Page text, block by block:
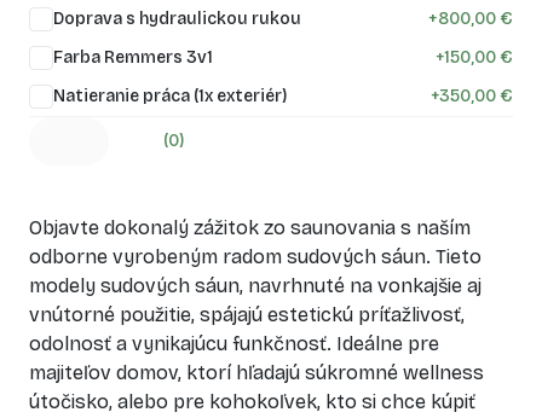
Doprava s hydraulickou rukou +800,00 €
Farba Remmers 3v1
+150,00 €
Natieranie práca (1x exteriér)
+350,00 €
(0)
Objavte dokonalý zážitok zo saunovania s naším
odborne vyrobeným radom sudových sáun. Tieto
modely sudových sáun, navrhnuté na vonkajšie aj
vnútorné použitie, spájajú estetickú príťažlivosť,
odolnosť a vynikajúcu funkčnosť. Ideálne pre
majiteľov domov, ktorí hľadajú súkromné wellness
útočisko, alebo pre kohokoľvek, kto si chce kúpiť